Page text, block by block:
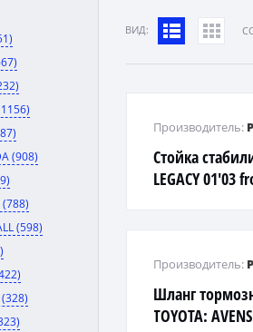
(908)
(598)
ВИД:
Стойка
LEGACY 01'03
Производитель:
Шланг
TOYOTA:
Производитель: